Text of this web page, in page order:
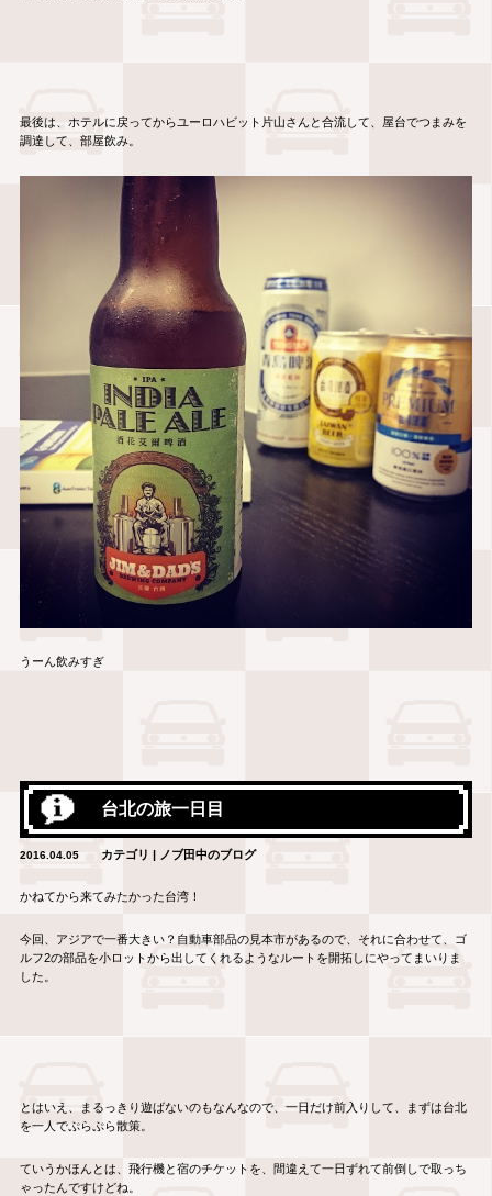
最後は、ホテルに戻ってからユーロハビット片山さんと合流して、屋台でつまみを
調達して、部屋飲み。
うーん飲みすぎ
台北の旅一日目
2016.04.05 カテゴリ | ノブ田中のブログ
かねてから来てみたかった台湾！
今回、アジアで一番大きい？自動車部品の見本市があるので、それに合わせて、ゴ
ルフ2の部品を小ロットから出してくれるようなルートを開拓しにやってまいりま
した。
とはいえ、まるっきり遊ばないのもなんなので、一日だけ前入りして、まずは台北
を一人でぷらぷら散策。
ていうかほんとは、飛行機と宿のチケットを、間違えて一日ずれて前倒しで取っち
ゃったんですけどね。